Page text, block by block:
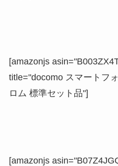
[amazonjs
title="docomo スマートフ
ロム 標準セット品"]
[amazonjs